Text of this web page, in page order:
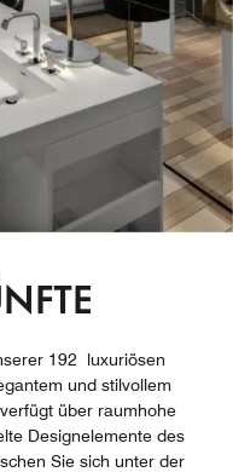
192 luxuriösen
und stilvollem
über raumhohe
Designelemente des
Sie sich unter der